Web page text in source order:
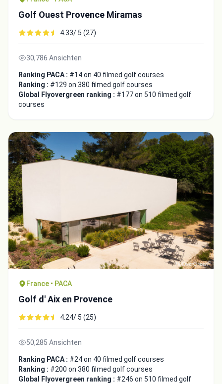
Golf Ouest Provence Miramas
4.33/ 5 (27)
30,786 Ansichten
Ranking PACA : #14 on 40 filmed golf courses
Ranking : #129 on 380 filmed golf courses
Global Flyovergreen ranking : #177 on 510 filmed golf
courses
France • PACA
Golf d' Aix en Provence
4.24/ 5 (25)
50,285 Ansichten
Ranking PACA : #24 on 40 filmed golf courses
Ranking : #200 on 380 filmed golf courses
Global Flyovergreen ranking : #246 on 510 filmed golf